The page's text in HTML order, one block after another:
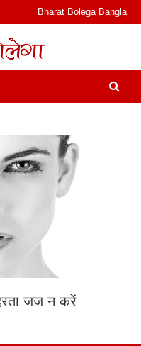
Bharat Bolega Bangla
भारत बोलेगा हिंदी न्यूज़ वेबसाइट
I जानकारी भी समझदारी भी
जज न करें